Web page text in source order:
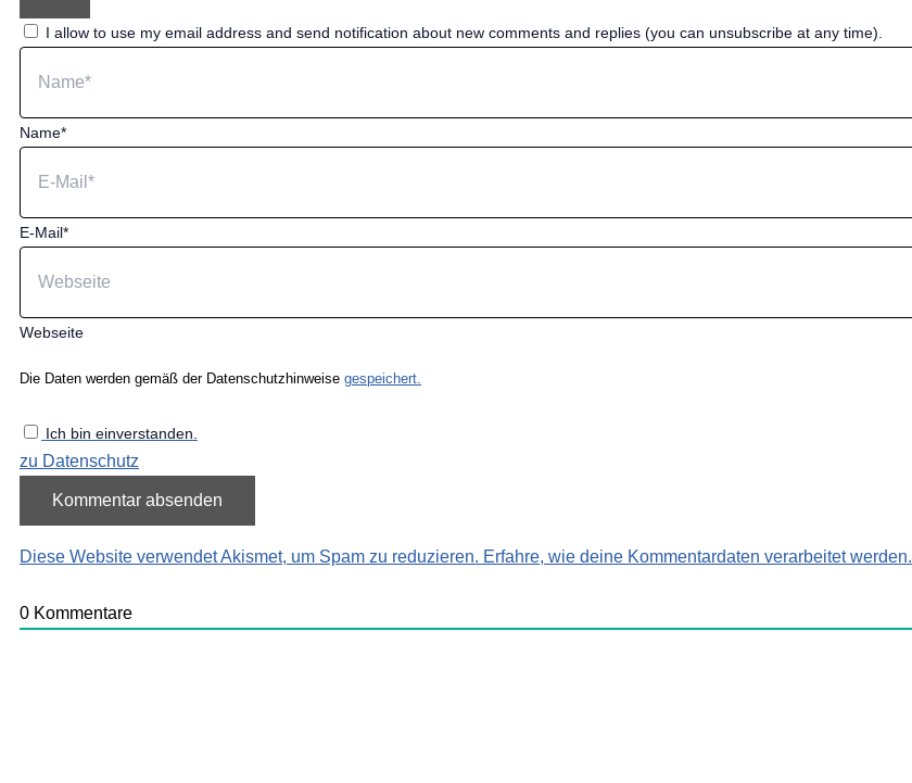
I allow to use my email address and send notification about new comments and replies (you can unsubscribe at any time).
Name*
E-Mail*
Webseite
Die Daten werden gemäß der Datenschutzhinweise gespeichert.
Ich bin einverstanden.
zu Datenschutz
Diese Website verwendet Akismet, um Spam zu reduzieren. Erfahre, wie deine Kommentardaten verarbeitet werden.
0 Kommentare